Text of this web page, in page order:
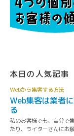
本日の人気記事